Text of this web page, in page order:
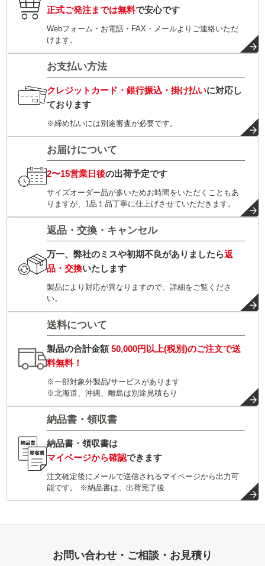
正式ご発注までは無料で安心です
Webフォーム・お電話・FAX・メールよりご連絡いただ
けます。
お支払い方法
クレジットカード・銀行振込・掛け払いに対応し
ております
※締め払いには別途審査が必要です。
お届けについて
2〜15営業日後の出荷予定です
サイズオーダー品が多いためお時間をいただくこともあ
りますが、1品１品丁寧に仕上げさせていただきます。
返品・交換・キャンセル
万一、弊社のミスや初期不良がありましたら返
品・交換いたします
製品により対応が異なりますので、詳細をご覧くださ
い。
送料について
製品の合計金額50,000円以上(税別)のご注文で送
料無料！
※一部対象外製品/サービスがあります
※北海道、沖縄、離島は別途見積もり
納品書・領収書
納品書・領収書は
マイページから確認できます
注文確定後にメールで送信されるマイページから出力可
能です。 ※納品書は、出荷完了後
お問い合わせ・ご相談・お見積り